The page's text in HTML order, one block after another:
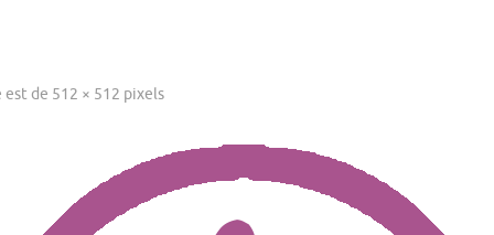
est de 512 × 512 pixels